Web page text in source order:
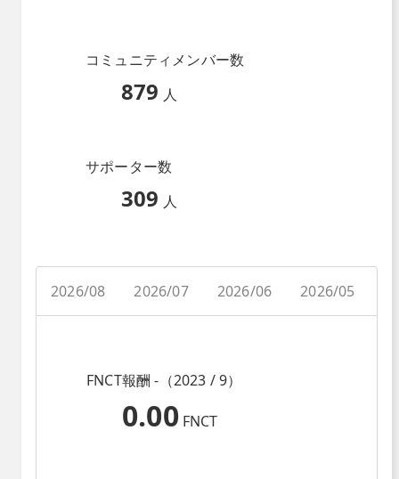
コミュニティメンバー数
879 人
サポーター数
309 人
2026/08 2026/07 2026/06 2026/05
FNCT報酬 -（2023 / 9）
0.00 FNCT